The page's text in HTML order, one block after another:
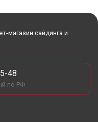
магазин сайдинга и
48
по РФ